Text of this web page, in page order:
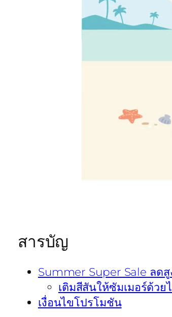
สารบัญ
Summer Super Sale ลดสู
เติมสีสันให้ซัมเมอร์ด้วย
เงื่อนไขโปรโมชัน